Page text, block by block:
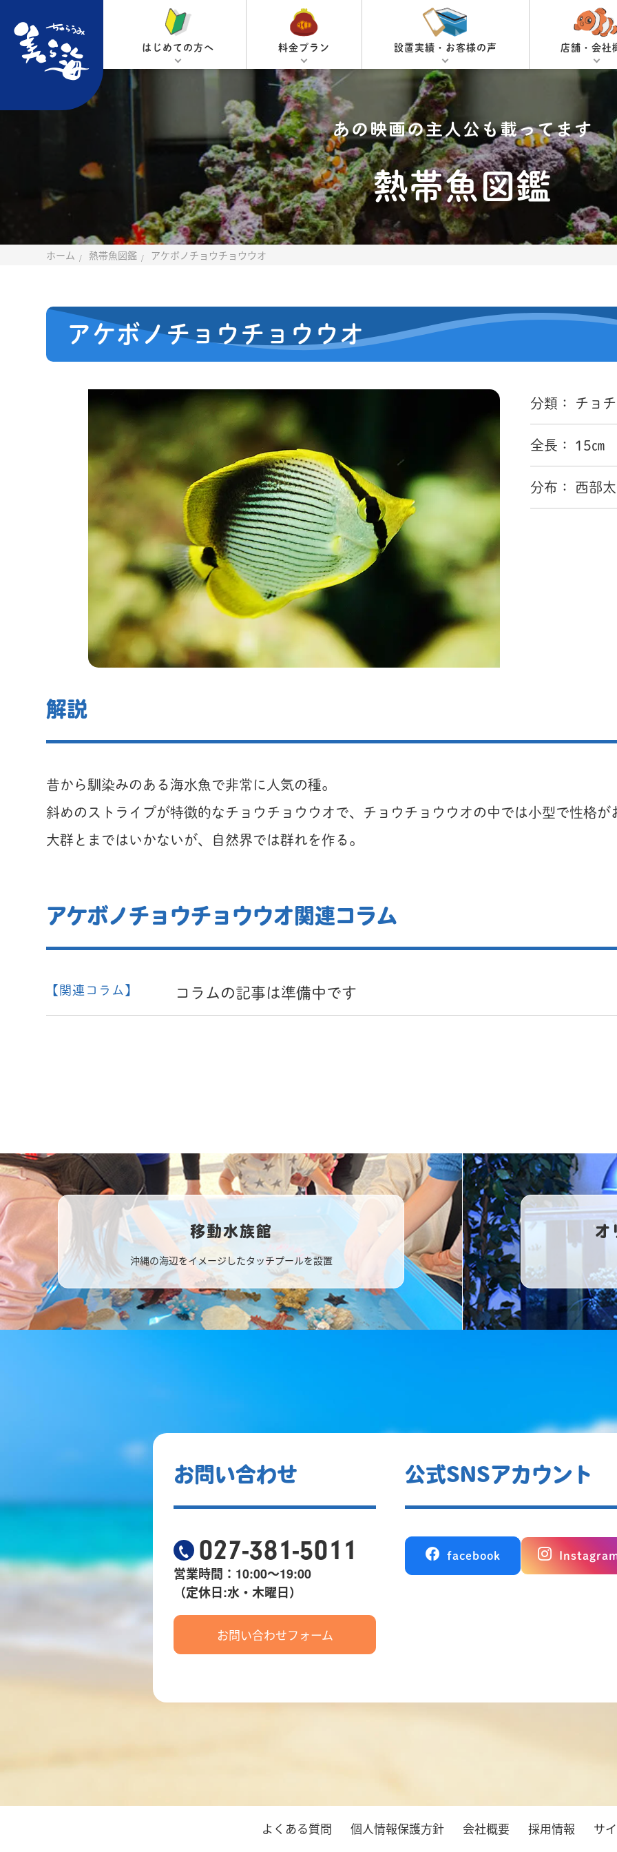
はじめての方へ 料金プラン 設置実績・お客様の声 店舗・会社
あの映画の主人公も載ってます
熱帯魚図鑑
ホーム 熱帯魚図鑑 アケボノチョウチョウウオ
アケボノチョウチョウウオ
分類： チョ
全長： 15㎝
分布： 西部
解説
昔から馴染みのある海水魚で非常に人気の種。
斜めのストライプが特徴的なチョウチョウウオで、チョウチョウウオの中では小型で性格が
大群とまではいかないが、自然界では群れを作る。
アケボノチョウチョウウオ関連コラム
【関連コラム】 コラムの記事は準備中です
移動水族館
沖縄の海辺をイメージしたタッチプールを設置
オ
お問い合わせ
027-381-5011
営業時間：10:00～19:00
（定休日:水・木曜日）
お問い合わせフォーム
公式SNSアカウント
facebook
よくある質問 個人情報保護方針 会社概要 採用情報 サ